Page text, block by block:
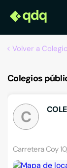
Volver a
Colegios
C
Carretera Coy